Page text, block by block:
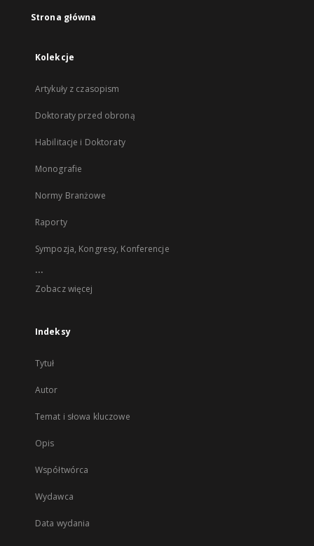
Strona główna
Kolekcje
Artykuły z czasopism
Doktoraty przed obroną
Habilitacje i Doktoraty
Monografie
Normy Branżowe
Raporty
Sympozja, Kongresy, Konferencje
...
Zobacz więcej
Indeksy
Tytuł
Autor
Temat i słowa kluczowe
Opis
Współtwórca
Wydawca
Data wydania